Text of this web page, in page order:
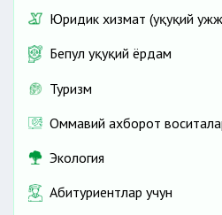
Юридик хизмат (ҳуқуқий
Бепул ҳуқуқий ёрдам
Туризм
Оммавий ахборот
Экология
Абитуриентлар учун